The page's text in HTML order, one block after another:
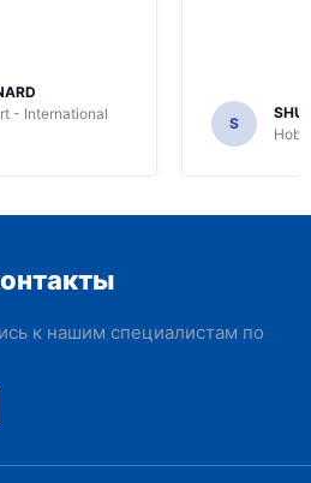
- International
S
к нашим специалистам по